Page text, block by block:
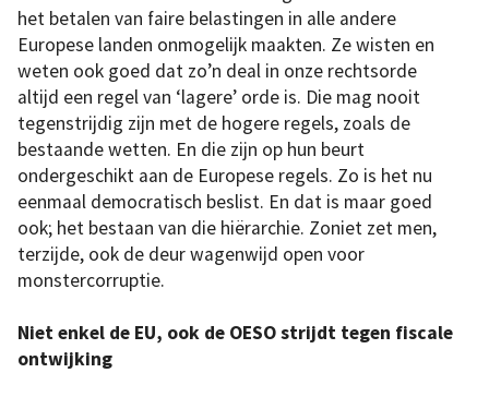
het betalen van faire belastingen in alle andere
Europese landen onmogelijk maakten. Ze wisten en
weten ook goed dat zo’n deal in onze rechtsorde
altijd een regel van ‘lagere’ orde is. Die mag nooit
tegenstrijdig zijn met de hogere regels, zoals de
bestaande wetten. En die zijn op hun beurt
ondergeschikt aan de Europese regels. Zo is het nu
eenmaal democratisch beslist. En dat is maar goed
ook; het bestaan van die hiërarchie. Zoniet zet men,
terzijde, ook de deur wagenwijd open voor
monstercorruptie.
Niet enkel de EU, ook de OESO strijdt tegen fiscale
ontwijking